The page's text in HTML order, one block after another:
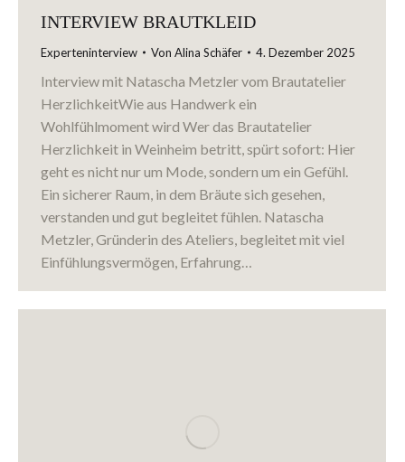
INTERVIEW BRAUTKLEID
Experteninterview Von Alina Schäfer 4. Dezember 2025
Interview mit Natascha Metzler vom Brautatelier
HerzlichkeitWie aus Handwerk ein
Wohlfühlmoment wird Wer das Brautatelier
Herzlichkeit in Weinheim betritt, spürt sofort: Hier
geht es nicht nur um Mode, sondern um ein Gefühl.
Ein sicherer Raum, in dem Bräute sich gesehen,
verstanden und gut begleitet fühlen. Natascha
Metzler, Gründerin des Ateliers, begleitet mit viel
Einfühlungsvermögen, Erfahrung…